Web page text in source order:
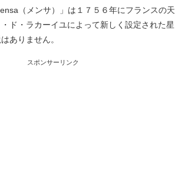
（メンサ）」は１７５６年にフランスの天
ド・ラカーイユによって新しく設定された星
ありません。
スポンサーリンク